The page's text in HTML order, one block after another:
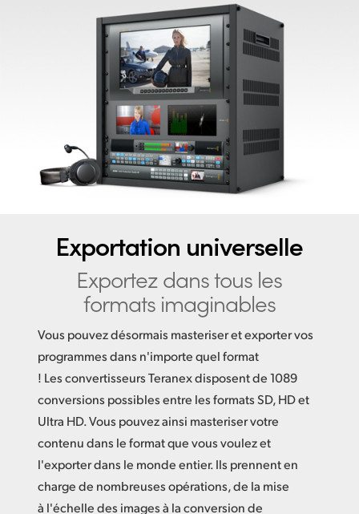
Germany
Hong Kong SAR, China
India
Mexico
Malaysia
Netherlands
New Zealand
Norway
Portugal
Exportation universelle
Exportez dans tous les
formats imaginables
Vous pouvez désormais masteriser et exporter vos
programmes dans n'importe quel format
! Les convertisseurs Teranex disposent de 1089
conversions possibles entre les formats SD, HD et
Ultra HD. Vous pouvez ainsi masteriser votre
contenu dans le format que vous voulez et
l'exporter dans le monde entier. Ils prennent en
charge de nombreuses opérations, de la mise
à l'échelle des images à la conversion de